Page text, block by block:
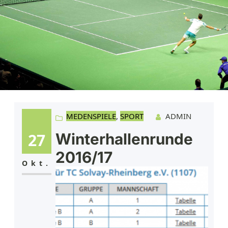
27
Okt.
MEDENSPIELE, SPORT ADMIN
Winterhallenrunde
2016/17